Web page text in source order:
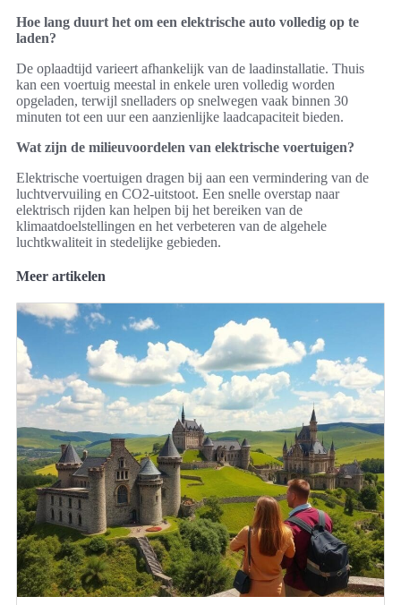
Hoe lang duurt het om een elektrische auto volledig op te
laden?
De oplaadtijd varieert afhankelijk van de laadinstallatie. Thuis
kan een voertuig meestal in enkele uren volledig worden
opgeladen, terwijl snelladers op snelwegen vaak binnen 30
minuten tot een uur een aanzienlijke laadcapaciteit bieden.
Wat zijn de milieuvoordelen van elektrische voertuigen?
Elektrische voertuigen dragen bij aan een vermindering van de
luchtvervuiling en CO2-uitstoot. Een snelle overstap naar
elektrisch rijden kan helpen bij het bereiken van de
klimaatdoelstellingen en het verbeteren van de algehele
luchtkwaliteit in stedelijke gebieden.
Meer artikelen